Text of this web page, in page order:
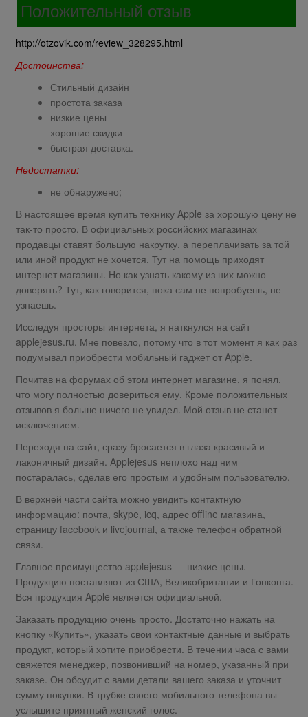
Положительный отзыв
http://otzovik.com/review_328295.html
Достоинства:
Стильный дизайн
простота заказа
низкие цены
хорошие скидки
быстрая доставка.
Недостатки:
не обнаружено;
В настоящее время купить технику Apple за хорошую цену не
так-то просто. В официальных российских магазинах
продавцы ставят большую накрутку, а переплачивать за той
или иной продукт не хочется. Тут на помощь приходят
интернет магазины. Но как узнать какому из них можно
доверять? Тут, как говорится, пока сам не попробуешь, не
узнаешь.
Исследуя просторы интернета, я наткнулся на сайт
applejesus.ru. Мне повезло, потому что в тот момент я как раз
подумывал приобрести мобильный гаджет от Apple.
Почитав на форумах об этом интернет магазине, я понял,
что могу полностью довериться ему. Кроме положительных
отзывов я больше ничего не увидел. Мой отзыв не станет
исключением.
Переходя на сайт, сразу бросается в глаза красивый и
лаконичный дизайн. Applejesus неплохо над ним
постаралась, сделав его простым и удобным пользователю.
В верхней части сайта можно увидить контактную
информацию: почта, skype, icq, адрес offline магазина,
страницу facebook и livejournal, а также телефон обратной
связи.
Главное преимущество applejesus — низкие цены.
Продукцию поставляют из США, Великобритании и Гонконга.
Вся продукция Apple является официальной.
Заказать продукцию очень просто. Достаточно нажать на
кнопку «Купить», указать свои контактные данные и выбрать
продукт, который хотите приобрести. В течении часа с вами
свяжется менеджер, позвонивший на номер, указанный при
заказе. Он обсудит с вами детали вашего заказа и уточнит
сумму покупки. В трубке своего мобильного телефона вы
услышите приятный женский голос.